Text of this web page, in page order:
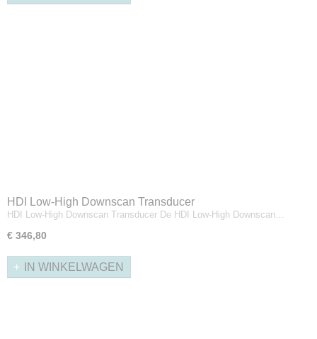
HDI Low-High Downscan Transducer
HDI Low-High Downscan Transducer De HDI Low-High Downscan…
€ 346,80
IN WINKELWAGEN